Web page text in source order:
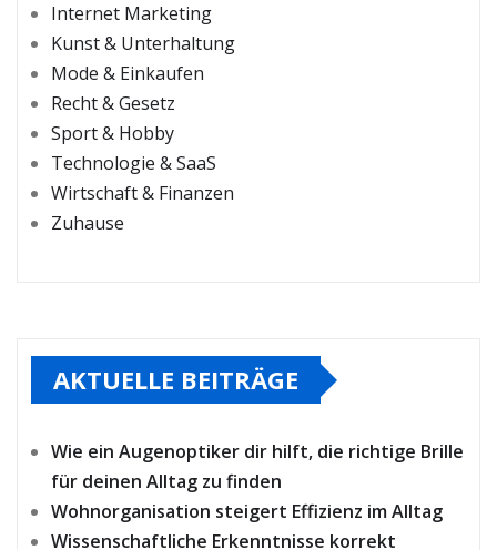
Internet Marketing
Kunst & Unterhaltung
Mode & Einkaufen
Recht & Gesetz
Sport & Hobby
Technologie & SaaS
Wirtschaft & Finanzen
Zuhause
AKTUELLE BEITRÄGE
Wie ein Augenoptiker dir hilft, die richtige Brille
für deinen Alltag zu finden
Wohnorganisation steigert Effizienz im Alltag
Wissenschaftliche Erkenntnisse korrekt